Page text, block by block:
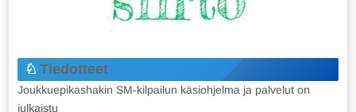
Tiedotteet
Joukkuepikashakin SM-kilpailun käsiohjelma ja palvelut on
julkaistu